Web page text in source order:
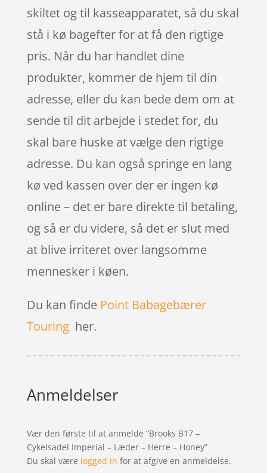
skiltet og til kasseapparatet, så du skal
stå i kø bagefter for at få den rigtige
pris. Når du har handlet dine
produkter, kommer de hjem til din
adresse, eller du kan bede dem om at
sende til dit arbejde i stedet for, du
skal bare huske at vælge den rigtige
adresse. Du kan også springe en lang
kø ved kassen over der er ingen kø
online – det er bare direkte til betaling,
og så er du videre, så det er slut med
at blive irriteret over langsomme
mennesker i køen.
Du kan finde Point Babagebærer
Touringher.
Anmeldelser
Vær den første til at anmelde “Brooks B17 –
Cykelsadel Imperial – Læder – Herre – Honey”
Du skal være logged in for at afgive en anmeldelse.